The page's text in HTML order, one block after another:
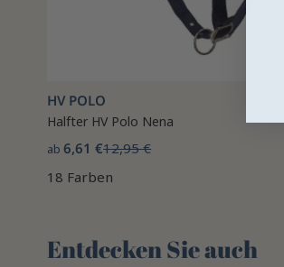
HV POLO
Halfter HV Polo Nena
ab6,61 €12,95 €
18 Farben
Entdecken Sie auch 🌻